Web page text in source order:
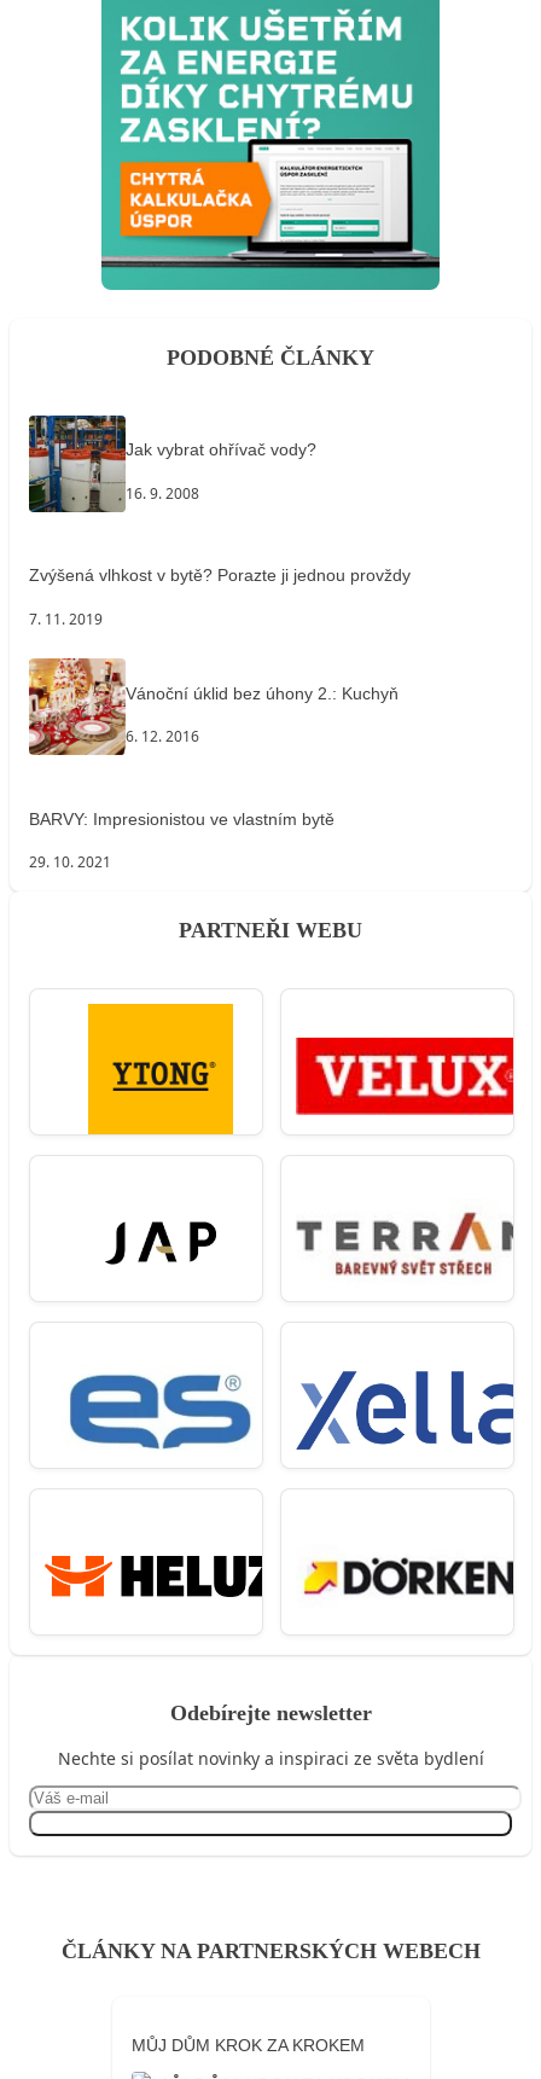
PODOBNÉ ČLÁNKY
Jak vybrat ohřívač vody?
16. 9. 2008
Zvýšená vlhkost v bytě? Porazte ji jednou provždy
7. 11. 2019
Vánoční úklid bez úhony 2.: Kuchyň
6. 12. 2016
BARVY: Impresionistou ve vlastním bytě
29. 10. 2021
PARTNEŘI WEBU
Odebírejte newsletter
Nechte si posílat novinky a inspiraci ze světa bydlení
ČLÁNKY NA PARTNERSKÝCH WEBECH
MŮJ DŮM KROK ZA KROKEM